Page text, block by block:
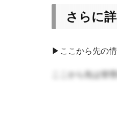
さらに
▶ここから先の情
ここから先は管